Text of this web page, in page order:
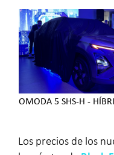
OMODA 5 SHS-H -
Los precios de los